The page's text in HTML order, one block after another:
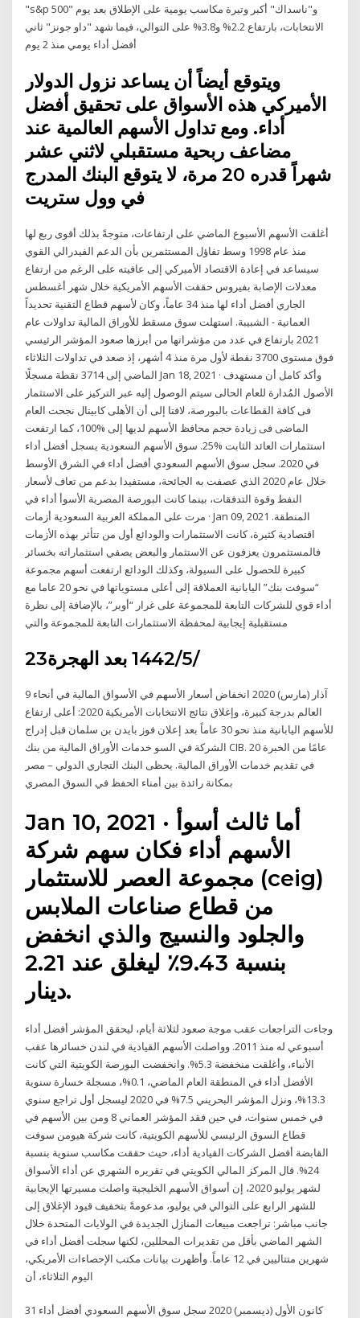
"s&p 500" و"ناسداك" أكبر وتيرة مكاسب يومية على الإطلاق بعد يوم
الانتخابات، بارتفاع 2.2% و3.8% على التوالي، فيما شهد "داو جونز" ثاني
أفضل أداء يومي منذ 2 يوم
ويتوقع أيضاً أن يساعد نزول الدولار
الأميركي هذه الأسواق على تحقيق أفضل
أداء. ومع تداول الأسهم العالمية عند
مضاعف ربحية مستقبلي لاثني عشر
شهراً قدره 20 مرة، لا يتوقع البنك المدرج
في وول ستريت
أغلقت الأسهم الأسبوع الماضي على ارتفاعات، متوجةً بذلك أقوى ربع لها
منذ عام 1998 وسط تفاؤل المستثمرين بأن الدعم الفيدرالي القوي
سيساعد في إعادة الاقتصاد الأميركي إلى عافيته على الرغم من ارتفاع
معدلات الإصابة بفيروس حققت الأسهم الأمريكية خلال شهر أغسطس
الجاري أفضل أداء لها منذ 34 عاماً، وكان لأسهم قطاع التقنية تحديداً
العمانية - الشبيبة. استهلت سوق مسقط للأوراق المالية تداولات عام
2021 بارتفاع في عدد من مؤشراتها من أبرزها صعود المؤشر الرئيسي
فوق مستوى 3700 نقطة لأول مرة منذ 4 أشهر، إذ صعد في تداولات الثلاثاء
الماضي إلى 3714 نقطة مسجلًا Jan 18, 2021 · ‎‫وأكد كامل أن مستهدف
الأصول المُدارة للعام الحالى سيتم الوصول إليه عبر التركيز على الاستثمار
فى كافة القطاعات بالبورصة، لافتا إلى أن الأهلى كابيتال نجحت العام
الماضى فى زيادة حجم محافظ الأسهم لديها إلى %100، كما ارتفعت
استثمارات العائد الثابت %25. سوق الأسهم السعودية يسجل أفضل أداء
في 2020. سجل سوق الأسهم السعودي أفضل أداء في الشرق الأوسط
خلال عام 2020 الذي عصفت به الجائحة، مستفيدا بدعم من تعاف لأسعار
النفط وقوة التدفقات، بينما كانت البورصة المصرية الأسوأ أداء في
المنطقة. Jan 09, 2021 · مرت على المملكة العربية السعودية أزمات
اقتصادية كثيرة، كانت الاستثمارات والودائع أول من تتأثر بهذه الأزمات
فالمستثمرون يعزفون عن الاستثمار والبعض يصفي استثماراته بخسائر
كبيرة للحصول على السيولة، وكذلك الودائع ارتفعت أسهم مجموعة
“سوفت بنك” اليابانية العملاقة إلى أعلى مستوياتها في نحو 20 عاما مع
أداء قوي للشركات التابعة للمجموعة على غرار “أوبر”، بالإضافة إلى نظرة
مستقبلية إيجابية لمحفظة الاستثمارات التابعة للمجموعة والتي
23‏‏/5‏‏/1442 بعد الهجرة
9 آذار (مارس) 2020 انخفاض أسعار الأسهم في الأسواق المالية في أنحاء
العالم بدرجة كبيرة، وإغلاق نتائج الانتخابات الأمريكية 2020: أعلى ارتفاع
للأسهم اليابانية منذ نحو 30 عاماً بعد إعلان فوز بايدن بن سلمان قبل إدراج
الشركة في السو ​خدمات الأوراق المالية من بنك CIB. 20 عامًا من الخبرة
في تقديم خدمات الأوراق المالية. يحظى البنك التجاري الدولي – مصر
Jan 10, 2021 · أما ثالث أسوأ
الأسهم أداء فكان سهم شركة
مجموعة العصر للاستثمار (ceig)
من قطاع صناعات الملابس
والجلود والنسيج والذي انخفض
بنسبة 9.43٪ ليغلق عند 2.21
دينار.
وجاءت التراجعات عقب موجة صعود لثلاثة أيام، ليحقق المؤشر أفضل أداء
أسبوعي له منذ 2011. وواصلت الأسهم القيادية في لندن خسائرها عقب
الأنباء، وأغلقت منخفضة 5.3%. وانخفضت البورصة الكويتية التي كانت
الأفضل أداء في المنطقة العام الماضي، 0.1%، مسجلة خسارة سنوية
13.3%، ونزل المؤشر البحريني 7.5% في 2020 ليسجل أول تراجع سنوي
في خمس سنوات، في حين فقد المؤشر العماني 8 ومن بين الأسهم في
قطاع السوق الرئيسي للأسهم الكويتية، كانت شركة هيومن سوفت
القابضة أفضل الشركات القيادية أداء، حيث حققت مكاسب سنوية بنسبة
24%. قال المركز المالي الكويتي في تقريره الشهري عن أداء الأسواق
لشهر يوليو 2020، إن أسواق الأسهم الخليجية واصلت مسيرتها الإيجابية
للشهر الرابع على التوالي في يوليو، مدعومةً بتخفيف قيود الإغلاق إلى
جانب مباشر: تراجعت مبيعات المنازل الجديدة في الولايات المتحدة خلال
الشهر الماضي بأقل من تقديرات المحللين، لكنها سجلت أفضل أداء في
شهرين متتاليين في 12 عاماً. وأظهرت بيانات مكتب الإحصاءات الأمريكي،
اليوم الثلاثاء، أن
31 كانون الأول (ديسمبر) 2020 سجل سوق الأسهم السعودي أفضل أداء